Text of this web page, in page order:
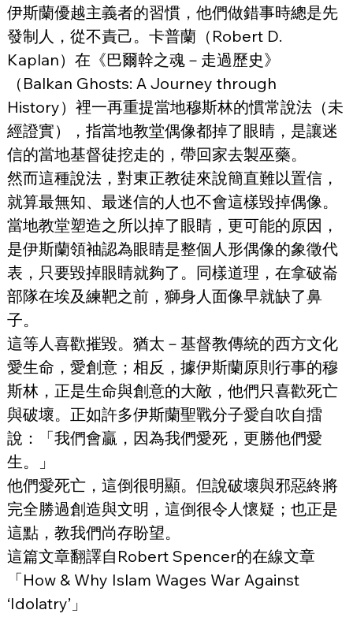
伊斯蘭優越主義者的習慣，他們做錯事時總是先
發制人，從不責己。卡普蘭（Robert D.
Kaplan）在《巴爾幹之魂－走過歷史》
（Balkan Ghosts: A Journey through
History）裡一再重提當地穆斯林的慣常說法（未
經證實），指當地教堂偶像都掉了眼睛，是讓迷
信的當地基督徒挖走的，帶回家去製巫藥。
然而這種說法，對東正教徒來說簡直難以置信，
就算最無知、最迷信的人也不會這樣毀掉偶像。
當地教堂塑造之所以掉了眼睛，更可能的原因，
是伊斯蘭領袖認為眼睛是整個人形偶像的象徵代
表，只要毀掉眼睛就夠了。同樣道理，在拿破崙
部隊在埃及練靶之前，獅身人面像早就缺了鼻
子。
這等人喜歡摧毀。猶太－基督教傳統的西方文化
愛生命，愛創意；相反，據伊斯蘭原則行事的穆
斯林，正是生命與創意的大敵，他們只喜歡死亡
與破壞。正如許多伊斯蘭聖戰分子愛自吹自擂
說：「我們會贏，因為我們愛死，更勝他們愛
生。」
他們愛死亡，這倒很明顯。但說破壞與邪惡終將
完全勝過創造與文明，這倒很令人懷疑；也正是
這點，教我們尚存盼望。
這篇文章翻譯自Robert Spencer的在線文章
「How & Why Islam Wages War Against
‘Idolatry’」